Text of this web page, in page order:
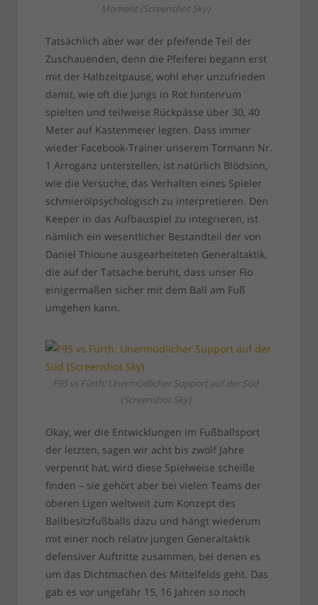
Moment (Screenshot Sky)
Tatsächlich aber war der pfeifende Teil der
Zuschauenden, denn die Pfeiferei begann erst
mit der Halbzeitpause, wohl eher unzufrieden
damit, wie oft die Jungs in Rot hintenrum
spielten und teilweise Rückpässe über 30, 40
Meter auf Kastenmeier legten. Dass immer
wieder Facebook-Trainer unserem Tormann Nr.
1 Arroganz unterstellen, ist natürlich Blödsinn,
wie die Versuche, das Verhalten eines Spieler
schmierölpsychologisch zu interpretieren. Den
Keeper in das Aufbauspiel zu integrieren, ist
nämlich ein wesentlicher Bestandteil der von
Daniel Thioune ausgearbeiteten Generaltaktik,
die auf der Tatsache beruht, dass unser Flo
einigermaßen sicher mit dem Ball am Fuß
umgehen kann.
F95 vs Fürth: Unermüdlicher Support auf der Süd
(Screenshot Sky)
Okay, wer die Entwicklungen im Fußballsport
der letzten, sagen wir acht bis zwölf Jahre
verpennt hat, wird diese Spielweise scheiße
finden – sie gehört aber bei vielen Teams der
oberen Ligen weltweit zum Konzept des
Ballbesitzfußballs dazu und hängt wiederum
mit einer noch relativ jungen Generaltaktik
defensiver Auftritte zusammen, bei denen es
um das Dichtmachen des Mittelfelds geht. Das
gab es vor ungefähr 15, 16 Jahren so noch